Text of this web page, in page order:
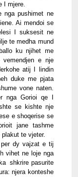
I mjere.
nga pushimet ne
Ai mendoi se
I suksesit ne
te medha mund
ku njihet me
e nje
atij I lindin
duke me pjata
vone naten.
nga Gorioi qe I
se kishte nje
e shoqerise se
jane tashme
te vjeter.
dy vajzat e tij
vihet ne loje nga
shkrire pasurite
njera konteshe